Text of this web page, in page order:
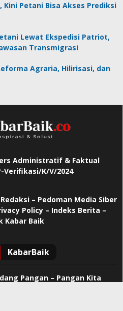
Petani Bisa Akses Prediksi
Lewat Ekspedisi Patriot,
Transmigrasi
Agraria, Hilirisasi, dan
Administratif & Faktual
Verifikasi/K/V/2024
Redaksi – Pedoman Media Siber
Policy– Indeks Berita –
Kabar Baik
Pangan – Pangan Kita